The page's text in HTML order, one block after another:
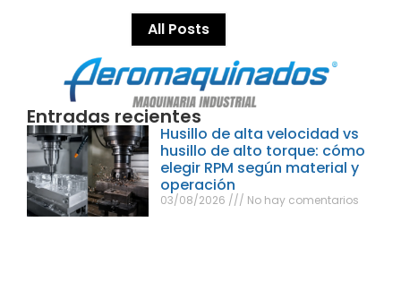
All Posts
Entradas recientes
Husillo de alta velocidad vs
husillo de alto torque: cómo
elegir RPM según material y
operación
03/08/2026 No hay comentarios